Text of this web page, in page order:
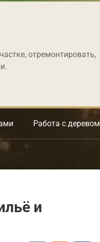
отремонтировать,
Работа с деревом
и